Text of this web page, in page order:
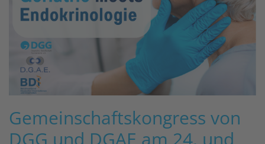
Gemeinschaftskongress von
DGG und DGAE am 24. und